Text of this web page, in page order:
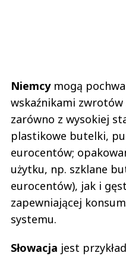
Niemcymogą
wskaźnikami
zarówno z wysokiej
plastikowe butelki,
eurocentów;
użytku, np. szklane
eurocentów), jak i
zapewniającej
systemu.
Słowacja jest